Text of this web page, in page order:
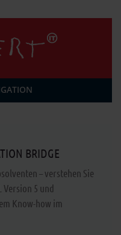
BRIDGE
– verstehen Sie
5 und
Know-how im